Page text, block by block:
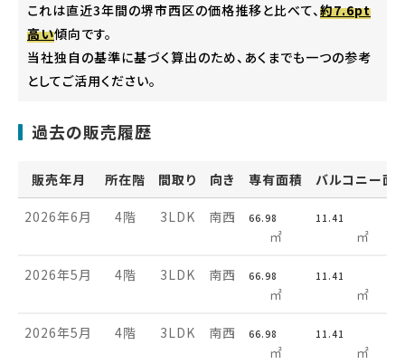
これは直近3年間の堺市西区の価格推移と比べて、約7.6pt
高い傾向です。
当社独自の基準に基づく算出のため、あくまでも一つの参考
としてご活用ください。
過去の販売履歴
販売年月 所在階 間取り 向き 専有面積 バルコニー面
2026年6月 4階 3LDK 南西 66.98
㎡
11.41
㎡
2026年5月 4階 3LDK 南西 66.98
㎡
11.41
㎡
2026年5月 4階 3LDK 南西 66.98
㎡
11.41
㎡